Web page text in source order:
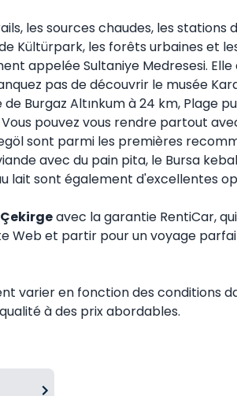
les sources chaudes, les
Kültürpark, les forêts urbaines et
appelée Sultaniye Medresesi.
pas de découvrir le musée
Burgaz Altınkum à 24 km, Plage
pouvez vous rendre partout
sont parmi les premières
avec du pain pita, le Bursa
lait sont également d'excellentes
avec la garantie RentiCar,
Web et partir pour un voyage
varier en fonction des conditions
à des prix abordables.